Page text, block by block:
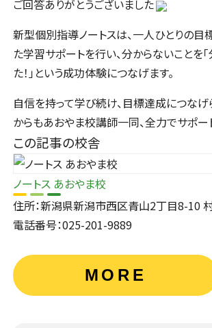
ご回答ありがとうございました
新型個別指導ノートスは、一人ひとりの
た学習サポートを行い、分からないことを「
た！」という成功体験につなげます。
自信を持って学び続け、目標達成につなげ
からもあおやま校講師一同、全力でサポー
この記事の校舎
ノートス あおやま校
住所：新潟県新潟市西区青山2丁目8-10
電話番号：025-201-9889
MORE